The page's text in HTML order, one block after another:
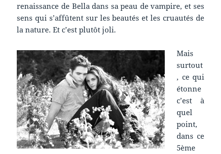
renaissance de Bella dans sa peau de vampire, et ses
sens qui s’affûtent sur les beautés et les cruautés de
la nature. Et c’est plutôt joli.
Mais
surtout
, ce qui
étonne
c’est à
quel
point,
dans ce
5ème